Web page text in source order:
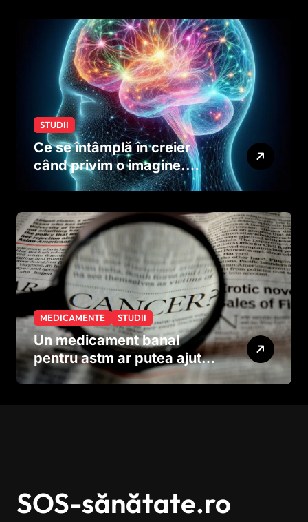
dinainte de naștere
STUDII
Ce se întâmplă în creier
când privim o imagine.
Studiul care explică rolul
MEDICAMENTE STUDII
Un medicament banal
pentru astm ar putea ajuta
în lupta împotriva
SOS-sănătate.ro